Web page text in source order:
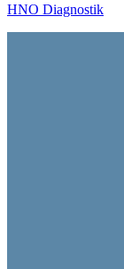
HNO Diagnostik